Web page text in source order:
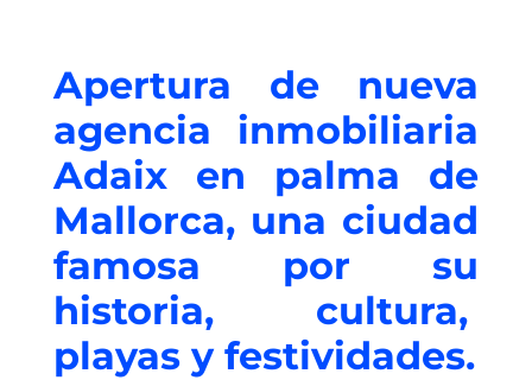
Apertura de nueva
agencia inmobiliaria
Adaix en palma de
Mallorca, una ciudad
famosa por su
historia, cultura,
playas y festividades.